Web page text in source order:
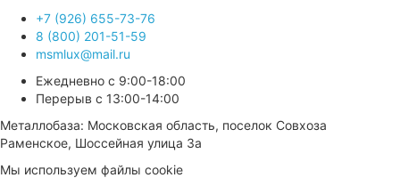
+7 (926) 655-73-76
8 (800) 201-51-59
msmlux@mail.ru
Ежедневно с 9:00-18:00
Перерыв с 13:00-14:00
Металлобаза: Московская область, поселок Совхоза
Раменское, Шоссейная улица 3а
Мы используем файлы cookie